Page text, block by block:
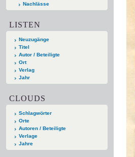
Nachlässe
LISTEN
Neuzugänge
Titel
Autor / Beteiligte
Ort
Verlag
Jahr
CLOUDS
Schlagwörter
Orte
Autoren / Beteiligte
Verlage
Jahre